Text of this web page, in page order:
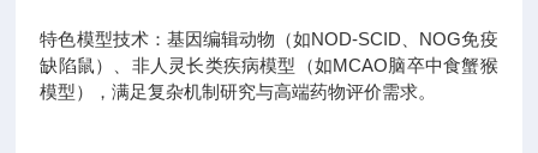
特色模型技术：基因编辑动物（如NOD-SCID、NOG免疫
缺陷鼠）、非人灵长类疾病模型（如MCAO脑卒中食蟹猴
模型），满足复杂机制研究与高端药物评价需求。